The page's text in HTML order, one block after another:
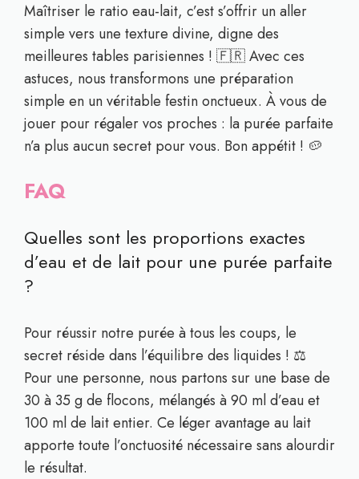
Maîtriser le ratio eau-lait, c’est s’offrir un aller
simple vers une texture divine, digne des
meilleures tables parisiennes ! 🇫🇷 Avec ces
astuces, nous transformons une préparation
simple en un véritable festin onctueux. À vous de
jouer pour régaler vos proches : la purée parfaite
n’a plus aucun secret pour vous. Bon appétit ! 🥔
FAQ
Quelles sont les proportions exactes
d’eau et de lait pour une purée parfaite
?
Pour réussir notre purée à tous les coups, le
secret réside dans l’équilibre des liquides ! ⚖️
Pour une personne, nous partons sur une base de
30 à 35 g de flocons, mélangés à 90 ml d’eau et
100 ml de lait entier. Ce léger avantage au lait
apporte toute l’onctuosité nécessaire sans alourdir
le résultat.